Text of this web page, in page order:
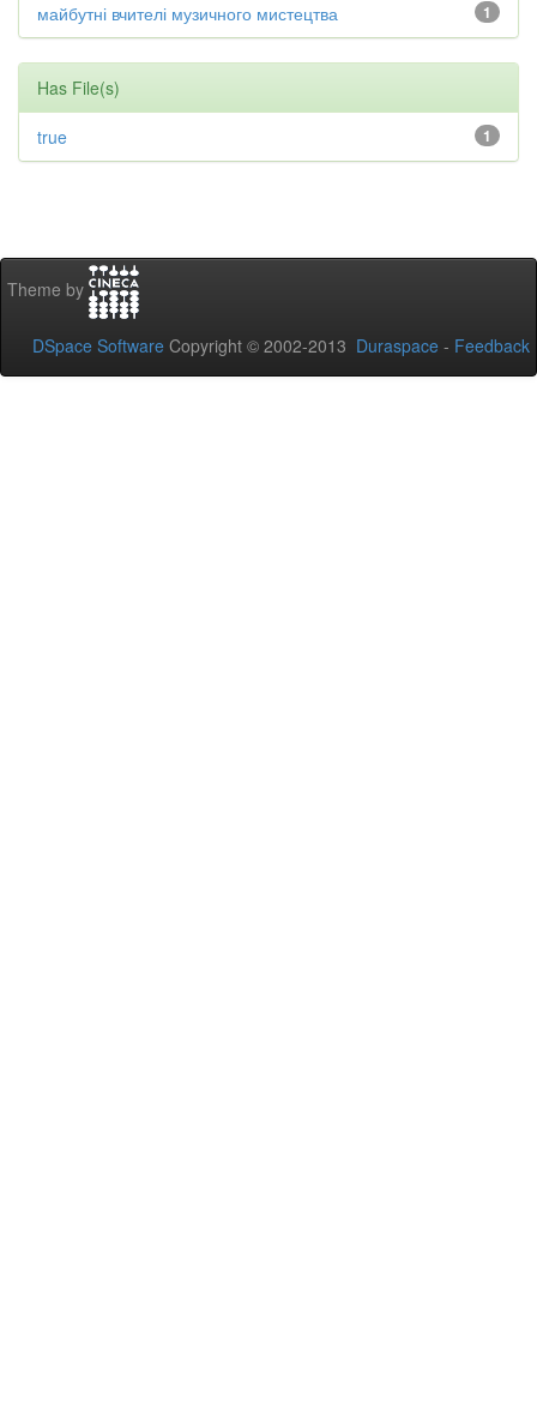
1
майбутні вчителі музичного мистецтва
Has File(s)
1
true
Theme by
DSpace Software Copyright © 2002-2013 Duraspace - Feedback